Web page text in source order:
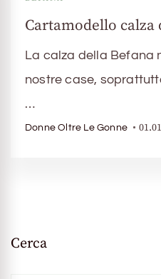
Cartamodello calza
La calza della Befana
nostre case,
…
Donne Oltre Le Gonne
Cerca